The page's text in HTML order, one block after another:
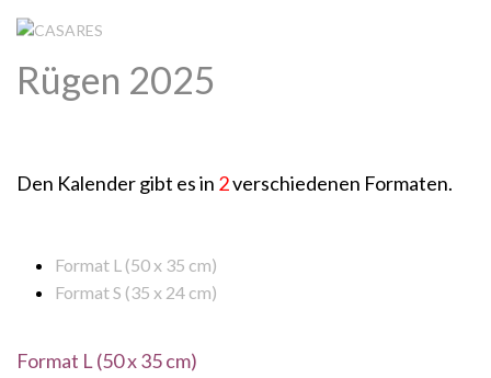
Rügen 2025
Den Kalender gibt es in 2verschiedenen Formaten.
Format L (50 x 35 cm)
Format S (35 x 24 cm)
Format L (50 x 35 cm)